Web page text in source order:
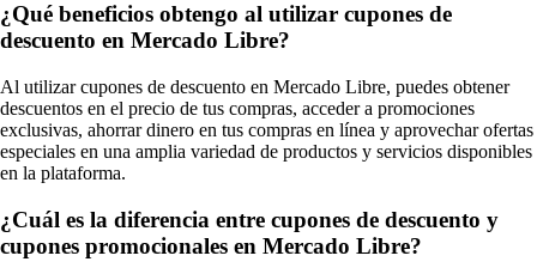
¿Qué beneficios obtengo al utilizar cupones de
descuento en Mercado Libre?
Al utilizar cupones de descuento en Mercado Libre, puedes obtener
descuentos en el precio de tus compras, acceder a promociones
exclusivas, ahorrar dinero en tus compras en línea y aprovechar ofertas
especiales en una amplia variedad de productos y servicios disponibles
en la plataforma.
¿Cuál es la diferencia entre cupones de descuento y
cupones promocionales en Mercado Libre?